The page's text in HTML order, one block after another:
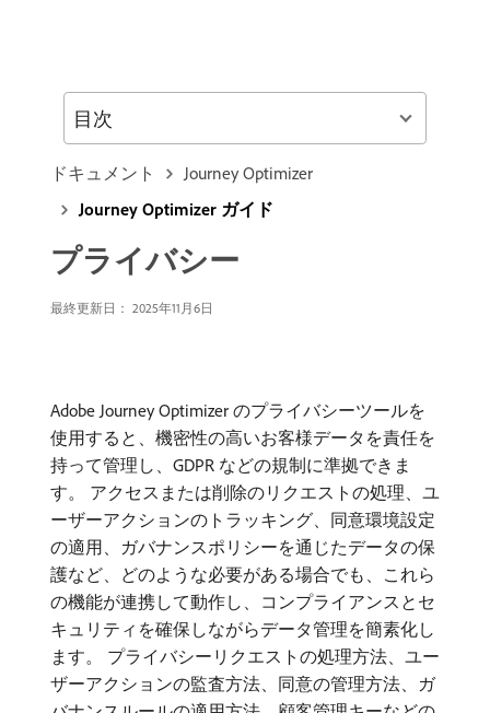
ドキュメント
Journey Optimizer
Journey Optimizer ガイド
プライバシー
最終更新日： 2025年11月6日
Adobe Journey Optimizer のプライバシーツールを
使用すると、機密性の高いお客様データを責任を
持って管理し、GDPR などの規制に準拠できま
す。 アクセスまたは削除のリクエストの処理、ユ
ーザーアクションのトラッキング、同意環境設定
の適用、ガバナンスポリシーを通じたデータの保
護など、どのような必要がある場合でも、これら
の機能が連携して動作し、コンプライアンスとセ
キュリティを確保しながらデータ管理を簡素化し
ます。 プライバシーリクエストの処理方法、ユー
ザーアクションの監査方法、同意の管理方法、ガ
目次